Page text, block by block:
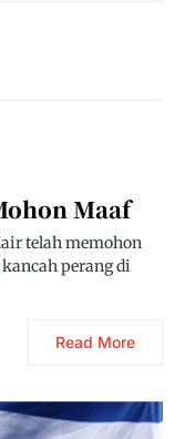
Maaf
telah memohon
perang di
Read More